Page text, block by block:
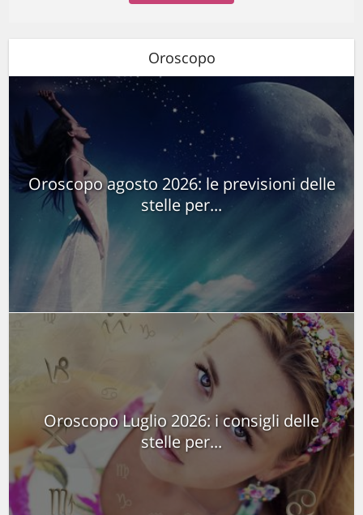
Oroscopo
Oroscopo agosto 2026: le previsioni delle
stelle per...
Oroscopo Luglio 2026: i consigli delle
stelle per...